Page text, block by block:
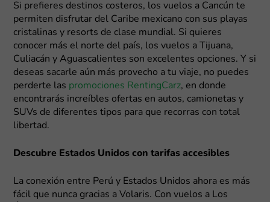
Si prefieres destinos costeros, los vuelos a Cancún te
permiten disfrutar del Caribe mexicano con sus playas
cristalinas y resorts de clase mundial. Si quieres
conocer más el norte del país, los vuelos a Tijuana,
Culiacán y Aguascalientes son excelentes opciones. Y si
deseas sacarle aún más provecho a tu viaje, no puedes
perderte las promociones RentingCarz, en donde
encontrarás increíbles ofertas en autos, camionetas y
SUVs de diferentes tipos para que recorras con total
libertad.
Descubre Estados Unidos con tarifas accesibles
La conexión entre Perú y Estados Unidos ahora es más
fácil que nunca gracias a Volaris. Con vuelos a Los